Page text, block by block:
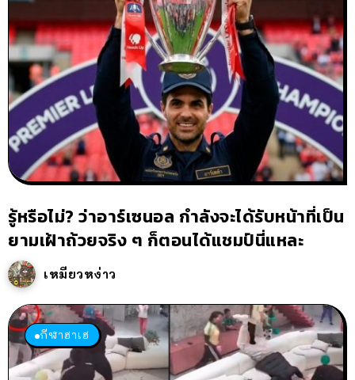
รู้หรือไม่? ว่าอาร์เซนอล กำลังจะได้รับหน้าที่เป็น
ยามเฝ้าถ้วยจริง ๆ ก็ตอนได้แชมป์นี่แหละ
เหมียวหง่าว
กีฬาฮาเฮ